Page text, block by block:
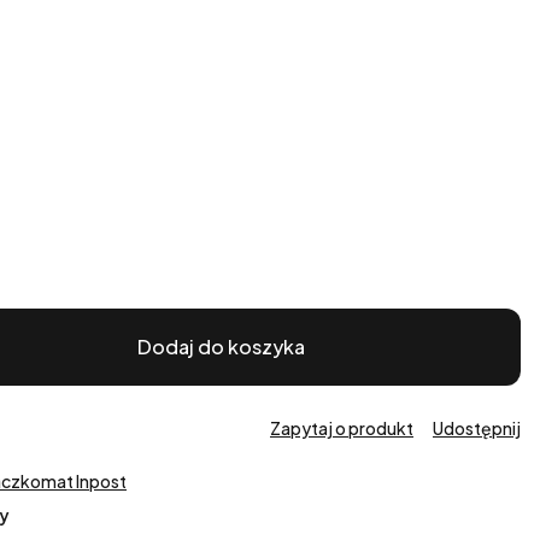
Dodaj do koszyka
Zapytaj o produkt Udostępnij
Inpost